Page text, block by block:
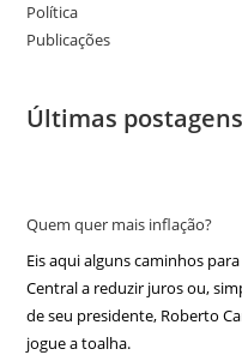
Política
Publicações
Últimas postagens
Quem quer mais inflação?
Eis aqui alguns caminhos
Central a reduzir juros ou,
de seu presidente, Roberto
jogue a toalha.